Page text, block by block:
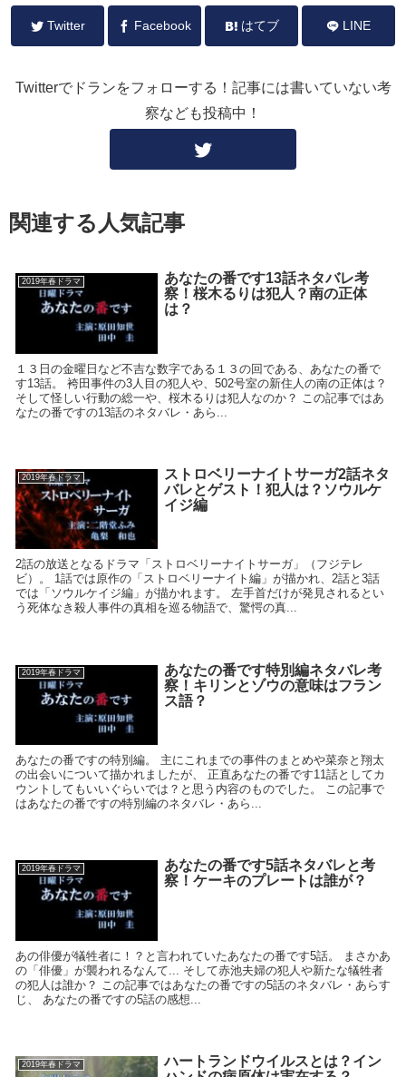
Twitter Facebook はてブ LINE
Twitterでドランをフォローする！記事には書いていない考
察なども投稿中！
関連する人気記事
2019年春ドラマ
あなたの番です13話ネタバレ考
察！桜木るりは犯人？南の正体
は？
１３日の金曜日など不吉な数字である１３の回である、あなたの番で
す13話。 袴田事件の3人目の犯人や、502号室の新住人の南の正体は？
そして怪しい行動の総一や、桜木るりは犯人なのか？ この記事ではあ
なたの番ですの13話のネタバレ・あら...
2019年春ドラマ
ストロベリーナイトサーガ2話ネタ
バレとゲスト！犯人は？ソウルケ
イジ編
2話の放送となるドラマ「ストロベリーナイトサーガ」（フジテレ
ビ）。 1話では原作の「ストロベリーナイト編」が描かれ、2話と3話
では「ソウルケイジ編」が描かれます。 左手首だけが発見されるとい
う死体なき殺人事件の真相を巡る物語で、驚愕の真...
2019年春ドラマ
あなたの番です特別編ネタバレ考
察！キリンとゾウの意味はフラン
ス語？
あなたの番ですの特別編。 主にこれまでの事件のまとめや菜奈と翔太
の出会いについて描かれましたが、 正直あなたの番です11話としてカ
ウントしてもいいぐらいでは？と思う内容のものでした。 この記事で
はあなたの番ですの特別編のネタバレ・あら...
2019年春ドラマ
あなたの番です5話ネタバレと考
察！ケーキのプレートは誰が？
あの俳優が犠牲者に！？と言われていたあなたの番です5話。 まさかあ
の「俳優」が襲われるなんて... そして赤池夫婦の犯人や新たな犠牲者
の犯人は誰か？ この記事ではあなたの番ですの5話のネタバレ・あらす
じ、 あなたの番ですの5話の感想...
2019年春ドラマ
ハートランドウイルスとは？イン